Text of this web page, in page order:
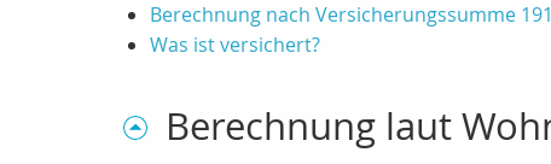
Berechnung nach Versicherungssumme
Was ist versichert?
Berechnung laut